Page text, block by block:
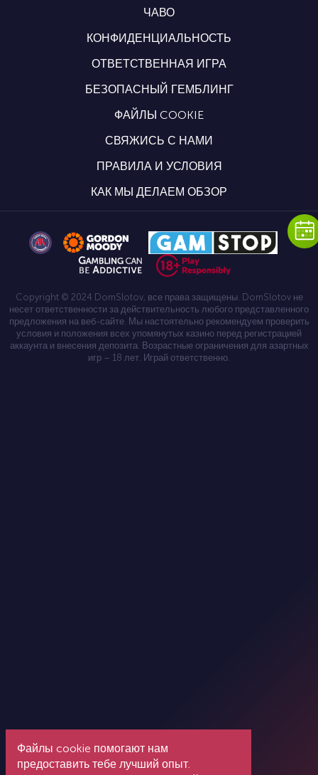
ЧАВО
КОНФИДЕНЦИАЛЬНОСТЬ
ОТВЕТСТВЕННАЯ ИГРА
БЕЗОПАСНЫЙ ГЕМБЛИНГ
ФАЙЛЫ COOKIE
СВЯЖИСЬ С НАМИ
ПРАВИЛА И УСЛОВИЯ
КАК МЫ ДЕЛАЕМ ОБЗОР
Copyright © 2024 DomSlotov, все права защищены. DomSlotov не
несет ответственности за действительность любого представленного
предложения на веб-сайте. Мы настоятельно рекомендуем проверить
условия и положения всех упомянутых казино перед регистрацией
аккаунта и внесения депозита. Возрастные ограничения для азартных
игр – 18 лет. Играй ответственно.
Файлы cookie помогают нам
предоставить тебе лучший опыт.